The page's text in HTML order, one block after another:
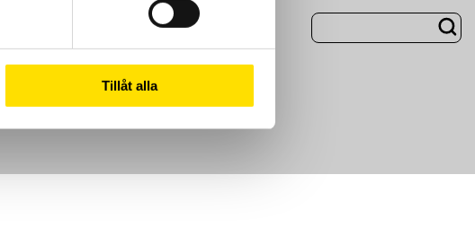
Tillåt alla
Om Oss